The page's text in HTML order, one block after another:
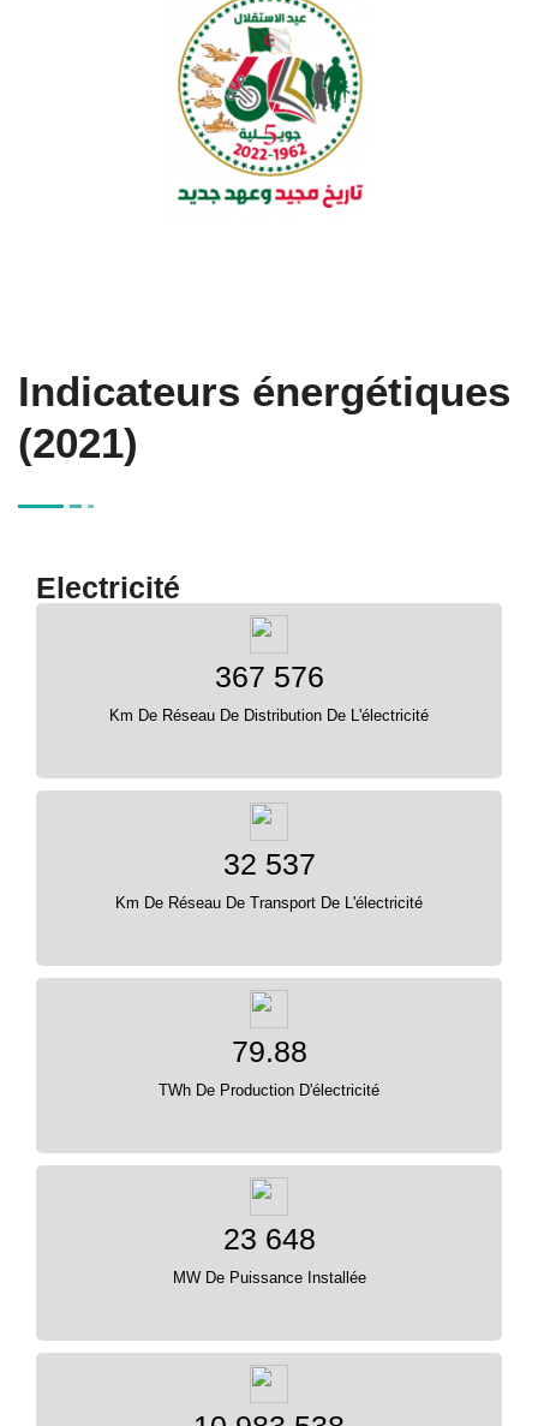
Indicateurs énergétiques
(2021)
Electricité
23 648
MW De Puissance Installée
79.88
TWh De Production D'électricité
32 537
Km De Réseau De Transport De L'électricité
367 576
Km De Réseau De Distribution De L'électricité